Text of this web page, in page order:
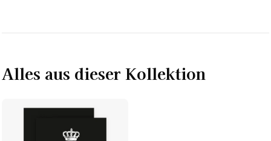
Alles aus dieser Kollektion